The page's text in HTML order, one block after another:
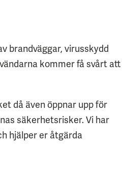
brandväggar, virusskydd
kommer få svårt att
då även öppnar upp för
säkerhetsrisker. Vi har
hjälper er åtgärda